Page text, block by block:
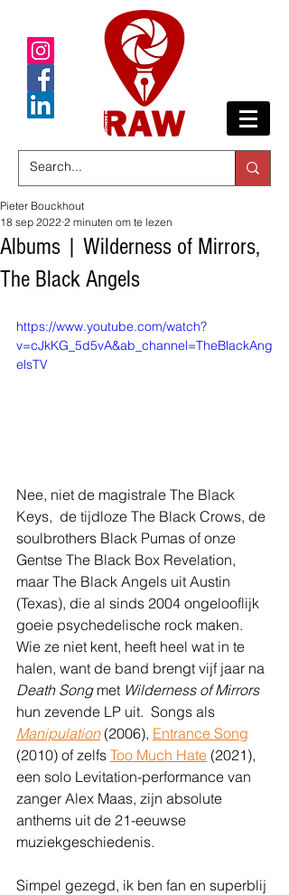
Albums | Wilderness of Mirrors,
The Black Angels
Pieter Bouckhout
18 sep 2022 2 minuten om te lezen
https://www.youtube.com/watch?
v=cJkKG_5d5vA&ab_channel=TheBlackAng
elsTV
Nee, niet de magistrale The Black
Keys,  de tijdloze The Black Crows, de
soulbrothers Black Pumas of onze
Gentse The Black Box Revelation,
maar The Black Angels uit Austin
(Texas), die al sinds 2004 ongelooflijk
goeie psychedelische rock maken.
Wie ze niet kent, heeft heel wat in te
halen, want de band brengt vijf jaar na
Death Song met Wilderness of Mirrors
hun zevende LP uit.  Songs als
Manipulation (2006), Entrance Song
(2010) of zelfs Too Much Hate (2021),
een solo Levitation-performance van
zanger Alex Maas, zijn absolute
anthems uit de 21-eeuwse
muziekgeschiedenis.
Simpel gezegd, ik ben fan en superblij